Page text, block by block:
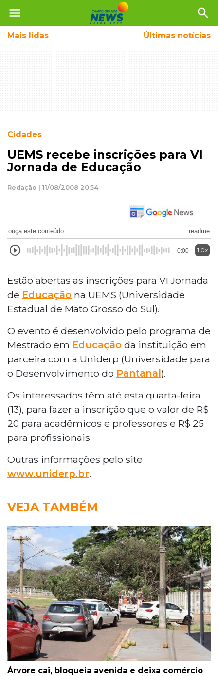
menu search
Mais lidas Últimas notícias
Cidades
UEMS recebe inscrições para VI
Jornada de Educação
Redação | 11/08/2008 20:54
ouça este conteúdo readme
0:00 1.0x
Estão abertas as inscrições para VI Jornada
de Educação na UEMS (Universidade
Estadual de Mato Grosso do Sul).
O evento é desenvolvido pelo programa de
Mestrado em Educação da instituição em
parceira com a Uniderp (Universidade para
o Desenvolvimento do Pantanal).
Os interessados têm até esta quarta-feira
(13), para fazer a inscrição que o valor de R$
20 para acadêmicos e professores e R$ 25
para profissionais.
Outras informações pelo site
www.uniderp.br.
VEJA TAMBÉM
Árvore cai, bloqueia avenida e deixa comércio